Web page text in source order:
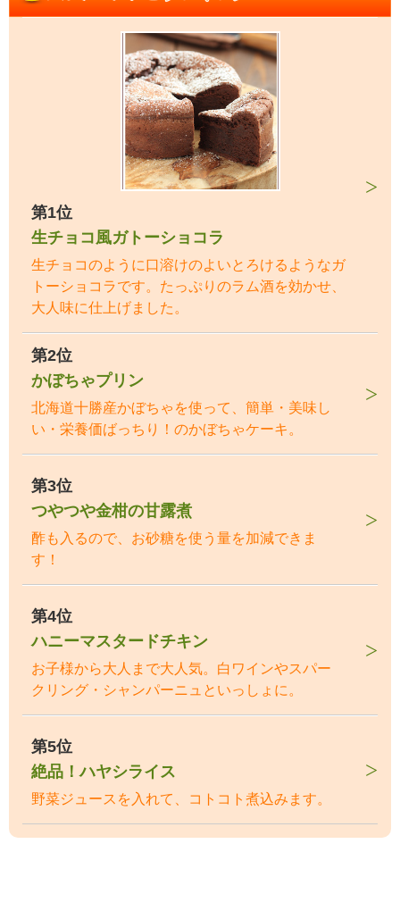
第1位
生チョコ風ガトーショコラ
生チョコのように口溶けのよいとろけるようなガ
トーショコラです。たっぷりのラム酒を効かせ、
大人味に仕上げました。
第2位
かぼちゃプリン
北海道十勝産かぼちゃを使って、簡単・美味し
い・栄養価ばっちり！のかぼちゃケーキ。
第3位
つやつや金柑の甘露煮
酢も入るので、お砂糖を使う量を加減できま
す！
第4位
ハニーマスタードチキン
お子様から大人まで大人気。白ワインやスパー
クリング・シャンパーニュといっしょに。
第5位
絶品！ハヤシライス
野菜ジュースを入れて、コトコト煮込みます。